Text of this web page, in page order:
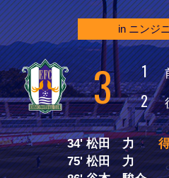
試合日程・結果
クラブ・会社情報
スケジュール
in ニンジ
3 1
2
34' 松田 力
75' 松田 力